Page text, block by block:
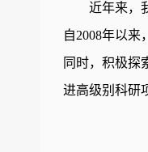
近年来，
自2008年以
同时，积极探
进高级别科研